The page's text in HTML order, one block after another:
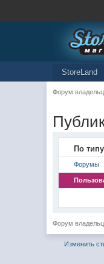
StoreLand
Форум
По
Форумы
Форум
Изменить